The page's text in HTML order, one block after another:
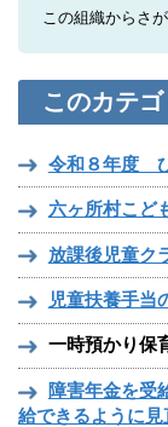
この組織からさ
このカテ
令和８年度
六ヶ所村こど
放課後児童ク
児童扶養手当
一時預かり保
障害年金を受
給できるように